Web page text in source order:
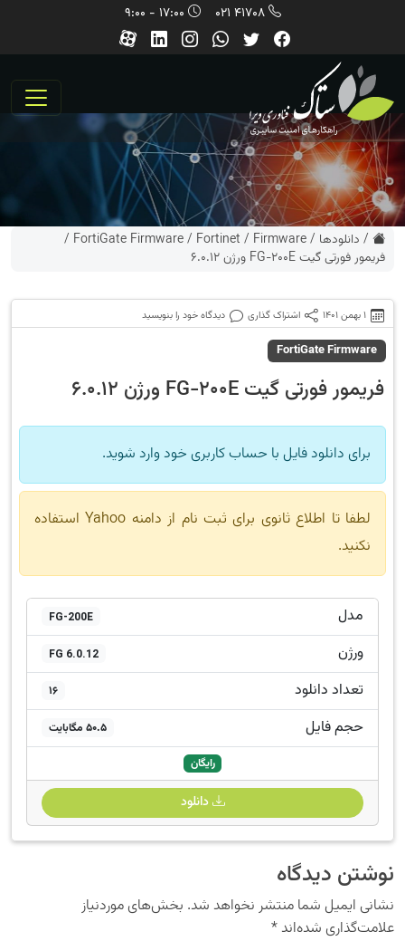
41708 021
/ دانلودها /
Firmware
/
Fortinet
/
FortiGate Firmware
/
فریمور فورتی گیت FG-200E ورژن 6.0.12
1 بهمن 1401 اشتراک گذاری دیدگاه خود را بنویسید
FortiGate Firmware
فریمور فورتی گیت FG-200E ورژن 6.0.12
برای دانلود فایل با حساب کاربری خود وارد شوید.
لطفا تا اطلاع ثانوی برای ثبت نام از دامنه Yahoo استفاده
نکنید.
مدل FG-200E
ورژن FG 6.0.12
تعداد دانلود 16
حجم فایل 50.5 مگابایت
رایگان
دانلود
نوشتن دیدگاه
نشانی ایمیل شما منتشر نخواهد شد. بخش‌های موردنیاز
علامت‌گذاری شده‌اند*